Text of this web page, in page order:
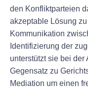
den Konfliktparteien
akzeptable Lösung
Kommunikation
Identifizierung der
unterstützt sie bei
Gegensatz zu
Mediation um einen